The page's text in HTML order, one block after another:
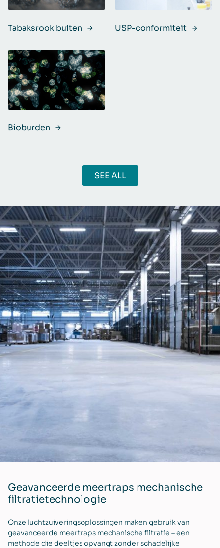
Tabaksrook buiten USP-conformiteit
Bioburden
SEE ALL
Geavanceerde meertraps mechanische
filtratietechnologie
Onze luchtzuiveringsoplossingen maken gebruik van
geavanceerde meertraps mechanische filtratie – een
methode die deeltjes opvangt zonder schadelijke